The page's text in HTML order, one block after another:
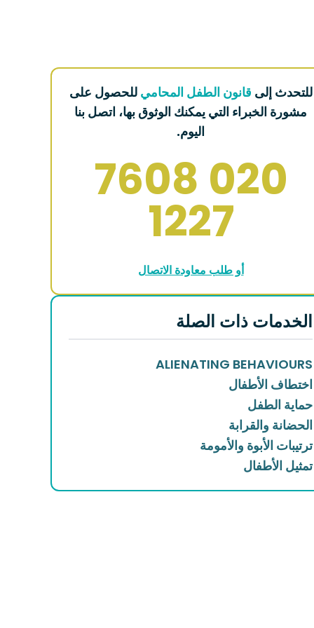
للتحدث إلى قانون الطفل المحامي للحصول على
مشورة الخبراء التي يمكنك الوثوق بها، اتصل بنا
اليوم.
020 7608
1227
أو طلب معاودة الاتصال
الخدمات ذات الصلة
ALIENATING BEHAVIOURS
اختطاف الأطفال
حماية الطفل
الحضانة والقرابة
ترتيبات الأبوة والأمومة
تمثيل الأطفال